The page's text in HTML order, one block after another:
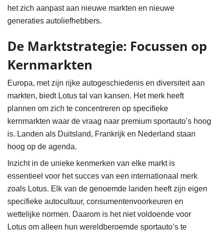
het zich aanpast aan nieuwe markten en nieuwe
generaties autoliefhebbers.
De Marktstrategie: Focussen op
Kernmarkten
Europa, met zijn rijke autogeschiedenis en diversiteit aan
markten, biedt Lotus tal van kansen. Het merk heeft
plannen om zich te concentreren op specifieke
kernmarkten waar de vraag naar premium sportauto’s hoog
is. Landen als Duitsland, Frankrijk en Nederland staan
hoog op de agenda.
Inzicht in de unieke kenmerken van elke markt is
essentieel voor het succes van een internationaal merk
zoals Lotus. Elk van de genoemde landen heeft zijn eigen
specifieke autocultuur, consumentenvoorkeuren en
wettelijke normen. Daarom is het niet voldoende voor
Lotus om alleen hun wereldberoemde sportauto’s te